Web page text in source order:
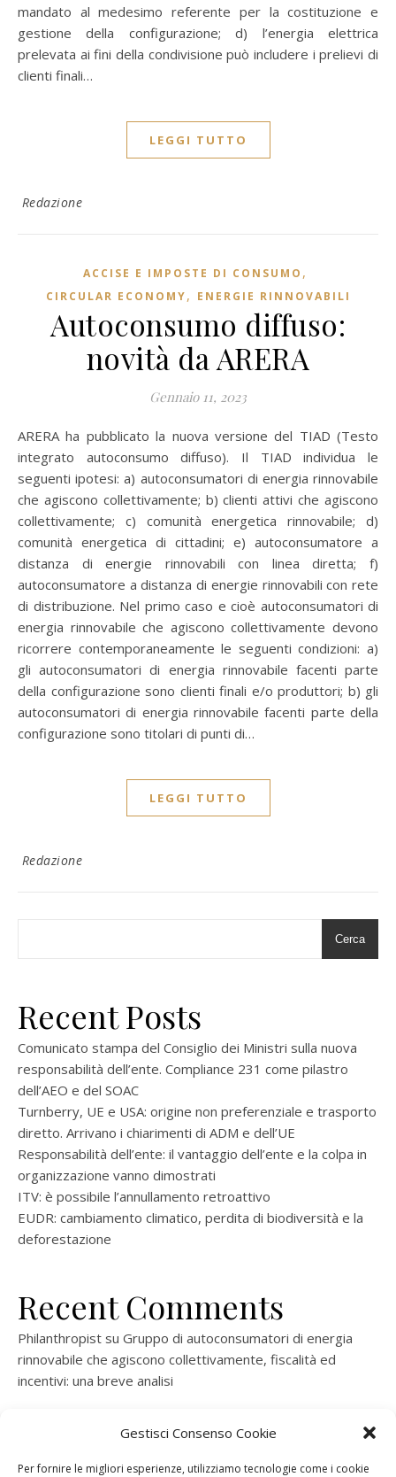
Gestisci Consenso Cookie
Per fornire le migliori esperienze, utilizziamo tecnologie come i cookie
mandato al medesimo referente per la costituzione e
gestione della configurazione; d) l’energia elettrica
prelevata ai fini della condivisione può includere i prelievi di
clienti finali…
LEGGI TUTTO
Redazione
ACCISE E IMPOSTE DI CONSUMO ,
CIRCULAR ECONOMY, ENERGIE RINNOVABILI
Autoconsumo diffuso:
novità da ARERA
Gennaio 11, 2023
ARERA ha pubblicato la nuova versione del TIAD (Testo
integrato autoconsumo diffuso). Il TIAD individua le
seguenti ipotesi: a) autoconsumatori di energia rinnovabile
che agiscono collettivamente; b) clienti attivi che agiscono
collettivamente; c) comunità energetica rinnovabile; d)
comunità energetica di cittadini; e) autoconsumatore a
distanza di energie rinnovabili con linea diretta; f)
autoconsumatore a distanza di energie rinnovabili con rete
di distribuzione. Nel primo caso e cioè autoconsumatori di
energia rinnovabile che agiscono collettivamente devono
ricorrere contemporaneamente le seguenti condizioni: a)
gli autoconsumatori di energia rinnovabile facenti parte
della configurazione sono clienti finali e/o produttori; b) gli
autoconsumatori di energia rinnovabile facenti parte della
configurazione sono titolari di punti di…
LEGGI TUTTO
Redazione
Cerca
Recent Posts
Comunicato stampa del Consiglio dei Ministri sulla nuova
responsabilità dell’ente. Compliance 231 come pilastro
dell’AEO e del SOAC
Turnberry, UE e USA: origine non preferenziale e trasporto
diretto. Arrivano i chiarimenti di ADM e dell’UE
Responsabilità dell’ente: il vantaggio dell’ente e la colpa in
organizzazione vanno dimostrati
ITV: è possibile l’annullamento retroattivo
EUDR: cambiamento climatico, perdita di biodiversità e la
deforestazione
Recent Comments
Philanthropist su Gruppo di autoconsumatori di energia
rinnovabile che agiscono collettivamente, fiscalità ed
incentivi: una breve analisi
rinnovabile che agiscono collettivamente, fiscalità ed